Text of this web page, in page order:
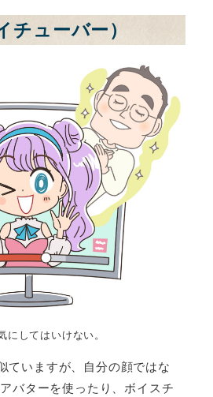
ューバー）
にしてはいけない。
ていますが、自分の顔ではな
バターを使ったり、ボイスチ